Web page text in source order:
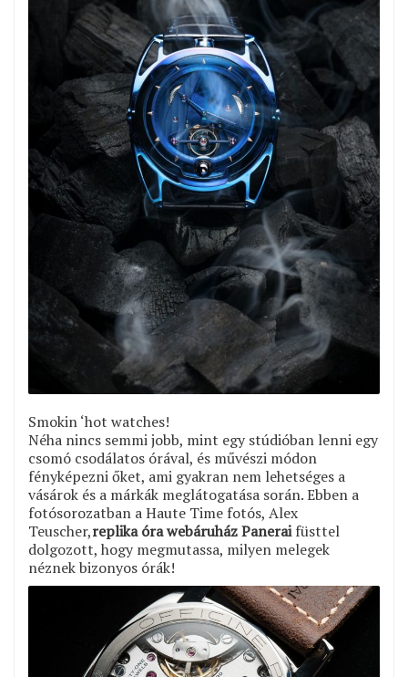
Smokin ‘hot watches!
Néha nincs semmi jobb, mint egy stúdióban lenni egy
csomó csodálatos órával, és művészi módon
fényképezni őket, ami gyakran nem lehetséges a
vásárok és a márkák meglátogatása során. Ebben a
fotósorozatban a Haute Time fotós, Alex
Teuscher,replika óra webáruház Paneraifüsttel
dolgozott, hogy megmutassa, milyen melegek
néznek bizonyos órák!